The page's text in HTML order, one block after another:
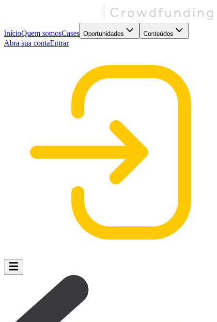
InícioQuem somosCases Oportunidades Conteúdos
Abra sua contaEntrar